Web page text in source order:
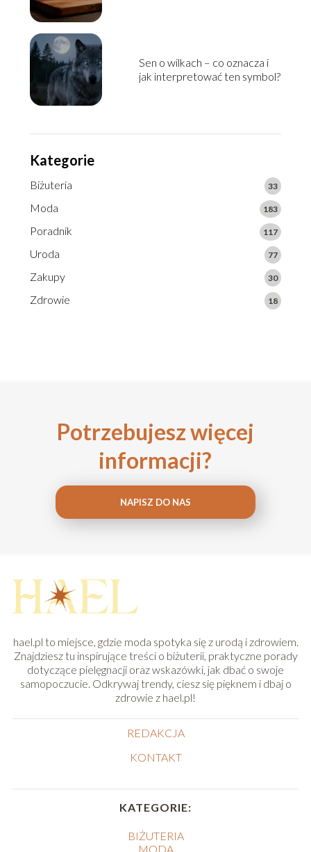
Sen o wilkach – co oznacza i
jak interpretować ten symbol?
Kategorie
Biżuteria 33
Moda 183
Poradnik 117
Uroda 77
Zakupy 30
Zdrowie 18
Potrzebujesz więcej
informacji?
NAPISZ DO NAS
hael.pl to miejsce, gdzie moda spotyka się z urodą i zdrowiem.
Znajdziesz tu inspirujące treści o biżuterii, praktyczne porady
dotyczące pielęgnacji oraz wskazówki, jak dbać o swoje
samopoczucie. Odkrywaj trendy, ciesz się pięknem i dbaj o
zdrowie z hael.pl!
REDAKCJA
KONTAKT
KATEGORIE:
BIŻUTERIA
MODA